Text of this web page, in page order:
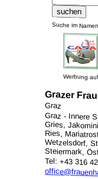
Suche im Namen
Werbung
Grazer
Graz
Graz - Innere
Gries,
Ries,
Steiermark,
Tel: +43 316